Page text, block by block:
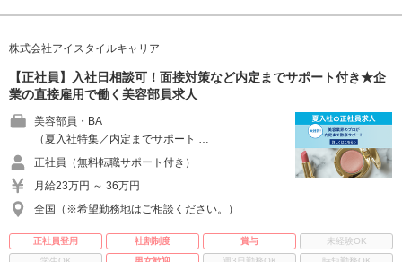
株式会社アイスタイルキャリア
【正社員】入社日相談可！面接対策など内定までサポート付き★企
業の直接雇用で働く美容部員求人
美容部員・BA
（夏入社特集／内定までサポート …
正社員（無料転職サポート付き）
月給23万円 ～ 36万円
全国（※希望勤務地はご相談ください。）
正社員登用 社割制度 賞与
未経験OK